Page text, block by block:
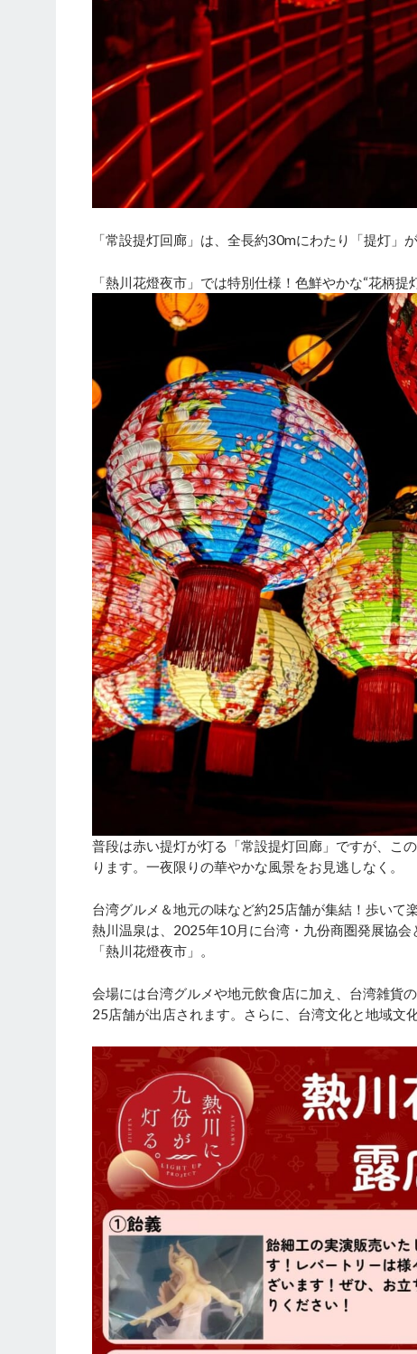
「常設提灯回廊」は、全長約30mにわたり「提灯」
「熱川花燈夜市」では特別仕様！色鮮やかな“花柄提
普段は赤い提灯が灯る「常設提灯回廊」ですが、こ
ります。一夜限りの華やかな風景をお見逃しなく。
台湾グルメ＆地元の味など約25店舗が集結！歩いて
熱川温泉は、2025年10月に台湾・九份商圏発展協
「熱川花燈夜市」。
会場には台湾グルメや地元飲食店に加え、台湾雑貨
25店舗が出店されます。さらに、台湾文化と地域文